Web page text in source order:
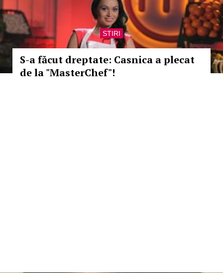
STIRI
S-a făcut dreptate: Casnica a plecat
de la "MasterChef"!